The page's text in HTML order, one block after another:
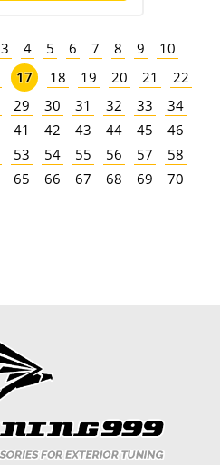
3 4 5 6 7 8 9
10
17 18 19 20 21
22
29 30 31 32 33
34
41 42 43 44 45
46
53 54 55 56 57
58
65 66 67 68 69
70